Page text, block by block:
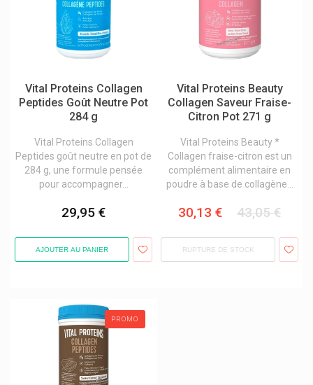
Vital Proteins Collagen
Peptides Goût Neutre Pot
284 g
Vital Proteins Collagen
Peptides goût neutre en pot de
284 g, une formule pensée
pour accompagner...
29,95 €
AJOUTER AU PANIER
Vital Proteins Beauty
Collagen Saveur Fraise-
Citron Pot 271 g
Vital Proteins Beauty *
Collagen fraise-citron est un
complément alimentaire en
poudre à base de collagène...
30,13 € 43,05 €
RUPTURE DE STOCK
PROMO